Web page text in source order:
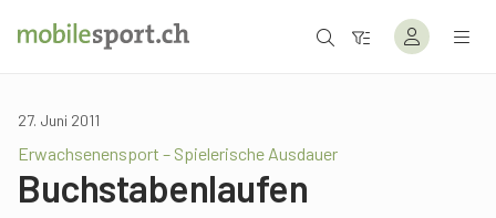
27. Juni 2011
Erwachsenensport – Spielerische Ausdauer
Buchstabenlaufen